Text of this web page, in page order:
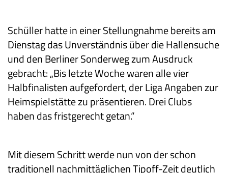
Schüller hatte in einer Stellungnahme bereits am
Dienstag das Unverständnis über die Hallensuche
und den Berliner Sonderweg zum Ausdruck
gebracht: „Bis letzte Woche waren alle vier
Halbfinalisten aufgefordert, der Liga Angaben zur
Heimspielstätte zu präsentieren. Drei Clubs
haben das fristgerecht getan.“
Mit diesem Schritt werde nun von der schon
traditionell nachmittäglichen Tipoff-Zeit deutlich